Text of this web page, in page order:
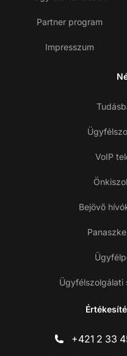
Partner program
Impresszum
VoIP
Bejövő
+421 2 33